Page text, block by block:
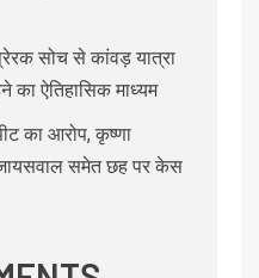
सोच से कांवड़ यात्रा
का ऐतिहासिक माध्यम
का आरोप, कृष्णा
समेत छह पर केस